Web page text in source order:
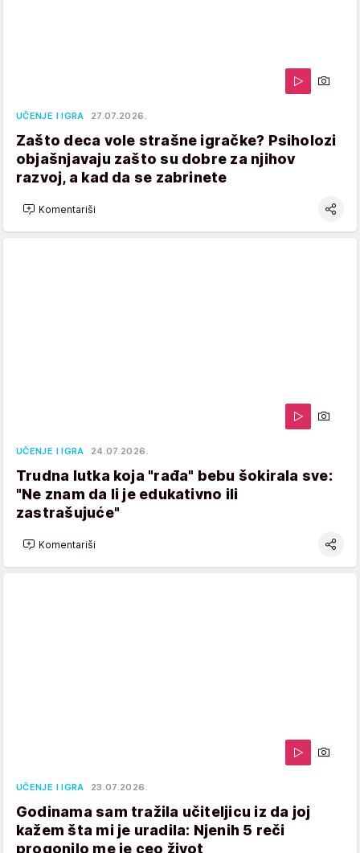
UČENJE I IGRA 27.07.2026.
Zašto deca vole strašne igračke? Psiholozi
objašnjavaju zašto su dobre za njihov
razvoj, a kad da se zabrinete
Komentariši
UČENJE I IGRA 24.07.2026.
Trudna lutka koja "rađa" bebu šokirala sve:
"Ne znam da li je edukativno ili
zastrašujuće"
Komentariši
UČENJE I IGRA 23.07.2026.
Godinama sam tražila učiteljicu iz da joj
kažem šta mi je uradila: Njenih 5 reči
progonilo me je ceo život